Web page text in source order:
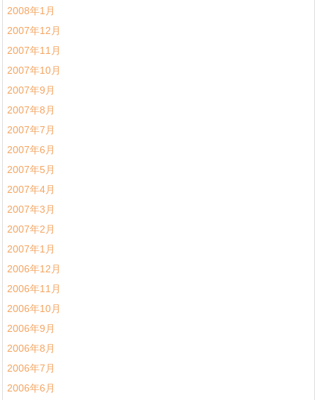
2008年1月
2007年12月
2007年11月
2007年10月
2007年9月
2007年8月
2007年7月
2007年6月
2007年5月
2007年4月
2007年3月
2007年2月
2007年1月
2006年12月
2006年11月
2006年10月
2006年9月
2006年8月
2006年7月
2006年6月